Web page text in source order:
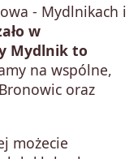
- Mydlnikach i
w
Mydlnik to
na wspólne,
oraz
możecie